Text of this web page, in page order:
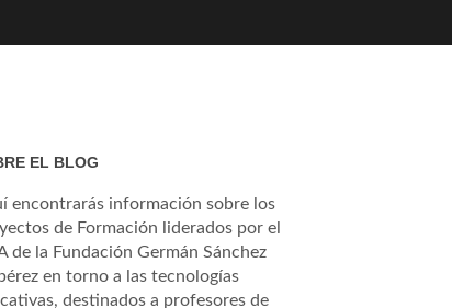
EL BLOG
encontrarás información sobre los
de Formación liderados por el
de la Fundación Germán Sánchez
en torno a las tecnologías
destinados a profesores de